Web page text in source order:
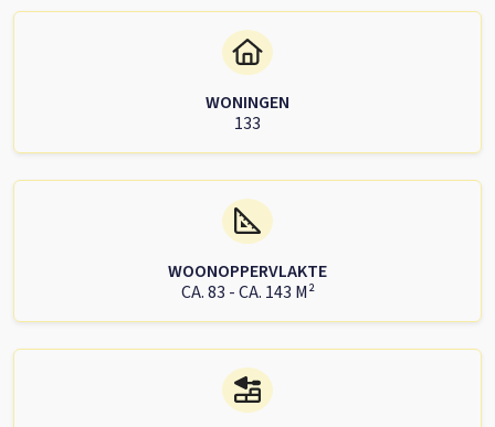
WONINGEN
133
WOONOPPERVLAKTE
CA. 83 - CA. 143 M²